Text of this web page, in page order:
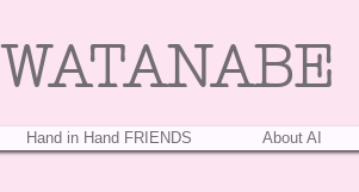
WATANABE
Hand in Hand FRIENDS About AI